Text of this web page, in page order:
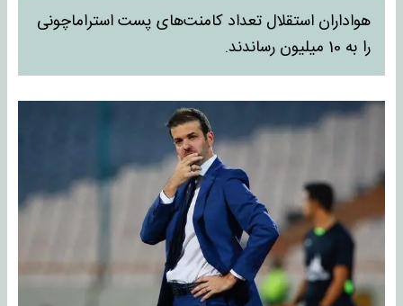
هواداران استقلال تعداد کامنت‌های پست استراماچونی
را به 10 میلیون رساندند.